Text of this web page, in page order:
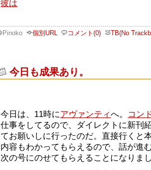
Pinoko 個別URL コメント(0) TB(No
今日も成果あり。
今日は、11時にアヴァンティへ。
コン
仕事をしてるので、ダイレクトに新刊
てお願いしに行ったのだ。直接行くと
内容もわかってもらえるので、話が進
次の号にのせてもらえることになりま